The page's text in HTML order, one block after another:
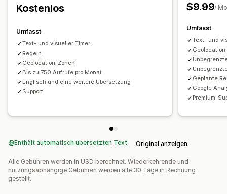
Deadline für Versand
Kostenlos
Umfasst
Text- und visueller Timer
Regeln
Geolocation-Zonen
Bis zu 750 Aufrufe pro Monat
Englisch und eine weitere Übersetzung
Support
$9.99/
Umfasst
Text- und
Geplante
Google
Premium-
Enthält automatisch übersetzten Text Original anzeigen
Alle Gebühren werden in USD berechnet. Wiederkehrende und
nutzungsabhängige Gebühren werden alle 30 Tage in Rechnung
gestellt.